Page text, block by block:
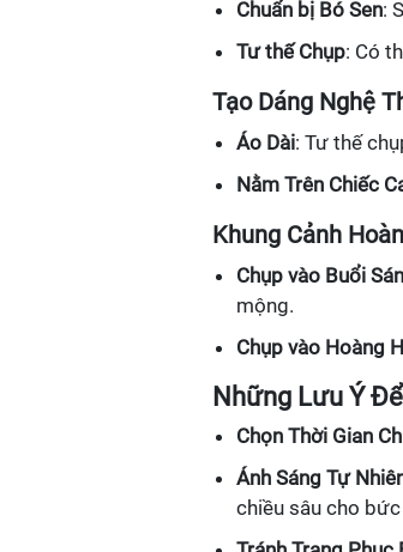
Chuẩn bị Bó Sen:
Tư thế Chụp: Có
Tạo Dáng Nghệ
Áo Dài: Tư thế
Nằm Trên Chiếc
Khung Cảnh
Chụp vào Buổi
mộng.
Chụp vào Hoàng
Những Lưu Ý
Chọn Thời Gian
Ánh Sáng Tự
chiều sâu cho bức